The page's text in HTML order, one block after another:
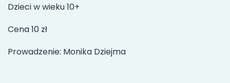
Dzieci w wieku 10+
Cena 10 zł
Prowadzenie: Monika Dziejma